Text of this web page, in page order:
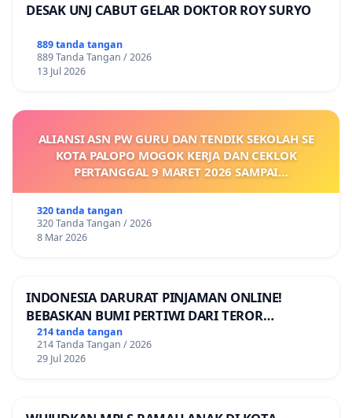
DESAK UNJ CABUT GELAR DOKTOR ROY SURYO
889 tanda tangan
889 Tanda Tangan / 2026
13 Jul 2026
ALIANSI ASN PW GURU DAN TENDIK SEKOLAH SE
KOTA PALOPO MOGOK KERJA DAN CEKLOK
PERTANGGAL 9 MARET 2026 SAMPAI
KEJELASAN SUMBER GAJI POKOK
320 tanda tangan
320 Tanda Tangan / 2026
8 Mar 2026
INDONESIA DARURAT PINJAMAN ONLINE!
BEBASKAN BUMI PERTIWI DARI TEROR
PINJAMAN ONLINE! TUTUP PINJOL!
214 tanda tangan
214 Tanda Tangan / 2026
29 Jul 2026